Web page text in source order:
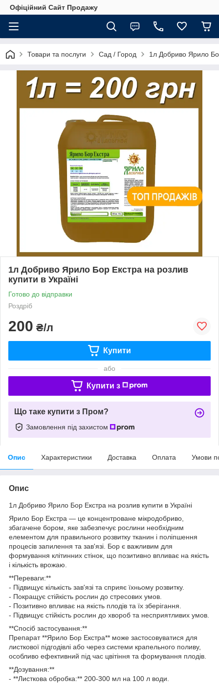
Офіційний Сайт Продажу
Товари та послуги Сад / Город 1л Добриво Ярило
1л Добриво Ярило Бор Екстра на розлив
купити в Україні
Готово до відправки
Роздріб
200 ₴/л
Купити
або
Купити з
Що таке купити з Пром?
Замовлення під захистом
Опис Характеристики Доставка Оплата Умови
Опис
1л Добриво Ярило Бор Екстра на розлив купити в Україні
Ярило Бор Екстра — це концентроване мікродобриво,
збагачене бором, яке забезпечує рослини необхідним
елементом для правильного розвитку тканин і поліпшення
процесів запилення та зав'язі. Бор є важливим для
формування клітинних стінок, що позитивно впливає на якість
і кількість врожаю.
**Переваги:**
- Підвищує кількість зав'язі та сприяє їхньому розвитку.
- Покращує стійкість рослин до стресових умов.
- Позитивно впливає на якість плодів та їх зберігання.
- Підвищує стійкість рослин до хвороб та несприятливих умов.
**Спосіб застосування:**
Препарат **Ярило Бор Екстра** може застосовуватися для
листкової підгодівлі або через системи крапельного поливу,
особливо ефективний під час цвітіння та формування плодів.
**Дозування:**
- **Листкова обробка:** 200-300 мл на 100 л води.